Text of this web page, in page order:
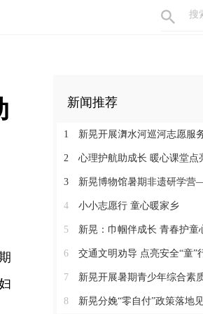
新闻推荐
1 新晃开展㵲水河巡河志愿服
2 心理护航助成长 暖心课堂点
3 新晃博物馆暑期非遗研学
4 小小志愿行 童心暖家乡
5 新晃：巾帼伴成长 青春护童
6 交通文明劝导 点亮安全“童”
7 新晃开展暑期青少年综合素质课
8 新晃分娩“零自付”政策落地见效 民生福